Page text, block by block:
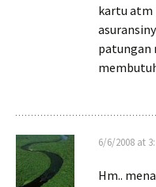
kartu atm
patungan
6/6/2008 at
Hm..